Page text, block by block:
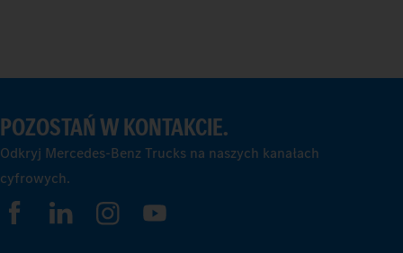
POZOSTAŃ W KONTAKCIE.
Odkryj Mercedes-Benz Trucks na naszych kanałach
cyfrowych.